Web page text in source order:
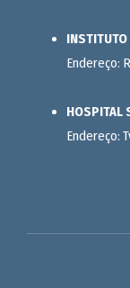
INSTITUTO
Endereço:
HOSPITAL
Endereço: